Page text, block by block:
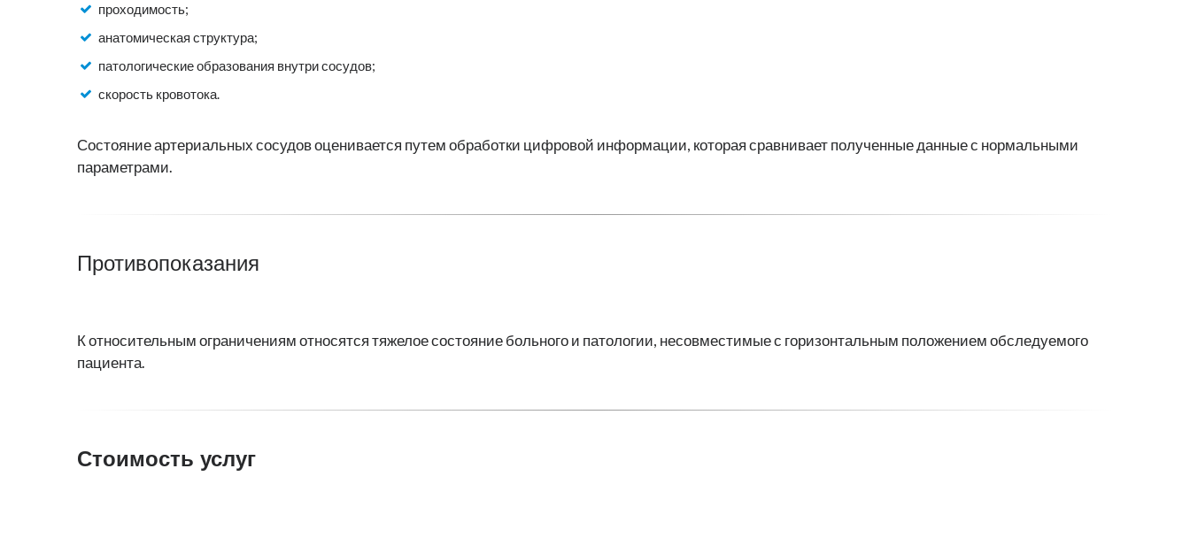
проходимость;
анатомическая структура;
патологические образования внутри сосудов;
скорость кровотока.
Состояние артериальных сосудов оценивается путем обработки цифровой информации, которая сравнивает полученные данные с нормальными
параметрами.
Противопоказания
К относительным ограничениям относятся тяжелое состояние больного и патологии, несовместимые с горизонтальным положением обследуемого
пациента.
Стоимость услуг